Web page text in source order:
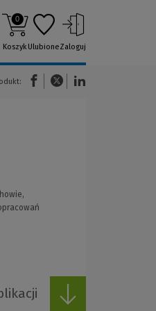
0
KoszykUlubioneZaloguj
(Nowe okno)(Link do innej strony)